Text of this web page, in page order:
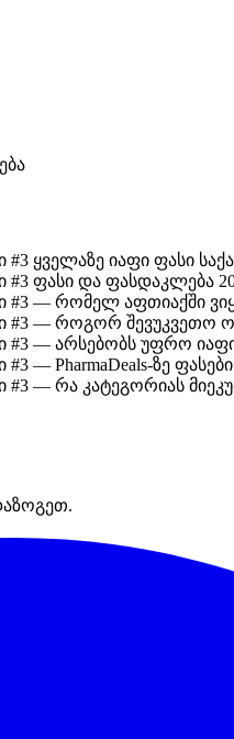
#3 ყველაზე იაფი ფასი
#3 ფასი და ფასდაკლება
#3 — რომელ აფთიაქში
#3 — როგორ შევუკვეთო
#3 — არსებობს უფრო
— PharmaDeals-ზე
— რა კატეგორიას